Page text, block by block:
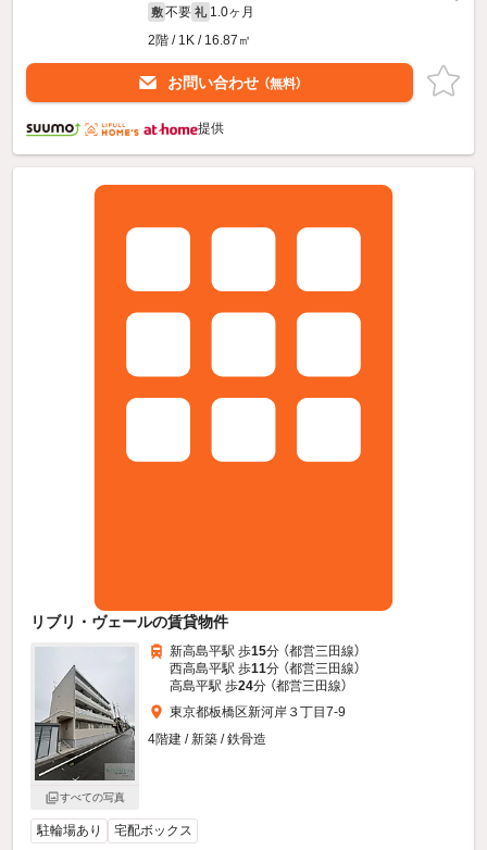
敷 不要 礼 1.0ヶ月
2階 / 1K / 16.87㎡
お問い合わせ （無料）
提供
リブリ・ヴェールの賃貸物件
すべての写真
新高島平駅 歩15分 （都営三田線）
西高島平駅 歩11分 （都営三田線）
高島平駅 歩24分 （都営三田線）
東京都板橋区新河岸３丁目7-9
4階建 / 新築 / 鉄骨造
駐輪場あり 宅配ボックス